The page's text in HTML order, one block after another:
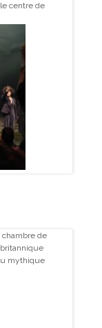
centre de
chambre de
mythique